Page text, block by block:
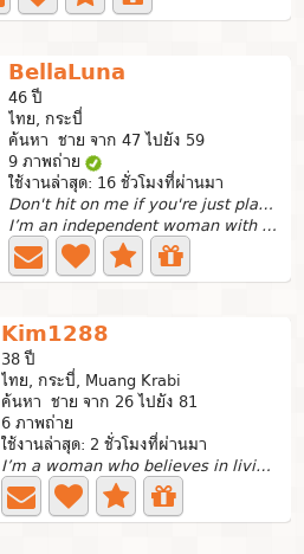
BellaLuna
46 ปี
ไทย, กระบี่
ค้นหา ชาย จาก 47 ไปยัง 59
9 ภาพถ่าย
ใช้งานล่าสุด: 16 ชั่วโมงที่ผ่านมา
Don't hit on me if you're just playing games.
I’m an independent woman with a joyful spirit and a big...
Kim1288
38 ปี
ไทย, กระบี่, Muang Krabi
ค้นหา ชาย จาก 26 ไปยัง 81
6 ภาพถ่าย
ใช้งานล่าสุด: 2 ชั่วโมงที่ผ่านมา
I’m a woman who believes in living a healthy and happy...